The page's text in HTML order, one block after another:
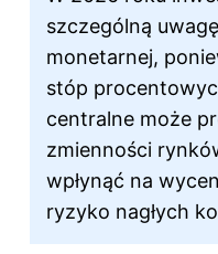
szczególną
monetarnej,
stóp
centralne może
zmienności
wpłynąć na
ryzyko nagłych